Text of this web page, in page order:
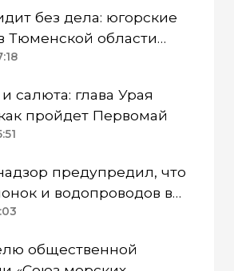
без дела: югорские
Тюменской области
смены
салюта: глава Урая
пройдет Первомай
предупредил, что
и водопроводов в
непригодна для
общественной